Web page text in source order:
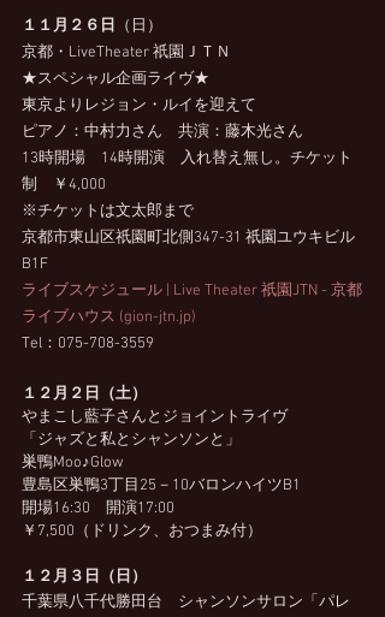
１１月２６日
（日）
京都・LiveTheater 祇園ＪＴＮ
★スペシャル企画ライヴ★
東京よりレジョン・ルイを迎えて
ピアノ：中村力さん　共演：藤木光さん
13時開場　14時開演　入れ替え無し。チケット
制　￥4,000
※チケットは文太郎まで
京都市東山区祇園町北側347-31 祇園ユウキビル
B1F
ライブスケジュール | Live Theater 祇園JTN - 京都
ライブハウス (gion-jtn.jp)
Tel：075-708-3559
１２月２日（土）
やまこし藍子さんとジョイントライヴ
「ジャズと私とシャンソンと」
巣鴨Moo♪Glow
豊島区巣鴨3丁目25－10バロンハイツB1
開場16:30　開演17:00
￥7,500（ドリンク、おつまみ付）
１２月３日（日）
千葉県八千代勝田台　シャンソンサロン「パレ